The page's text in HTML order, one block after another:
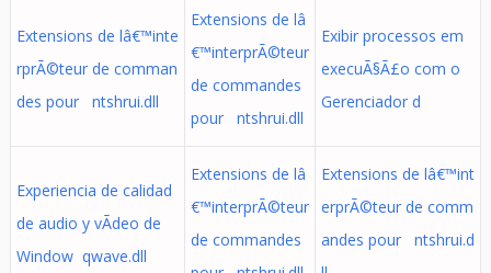
Extensions de lâ€™inte
rprÃ©teur de comman
des pour ntshrui.dll
Extensions de lâ
€™interprÃ©teur
de commandes
pour ntshrui.dll
Exibir processos em
execuÃ§Ã£o com o
Gerenciador d
Experiencia de calidad
de audio y vÃ­deo de
Window qwave.dll
Extensions de lâ
€™interprÃ©teur
de commandes
Extensions de lâ€™int
erprÃ©teur de comm
andes pour ntshrui.d